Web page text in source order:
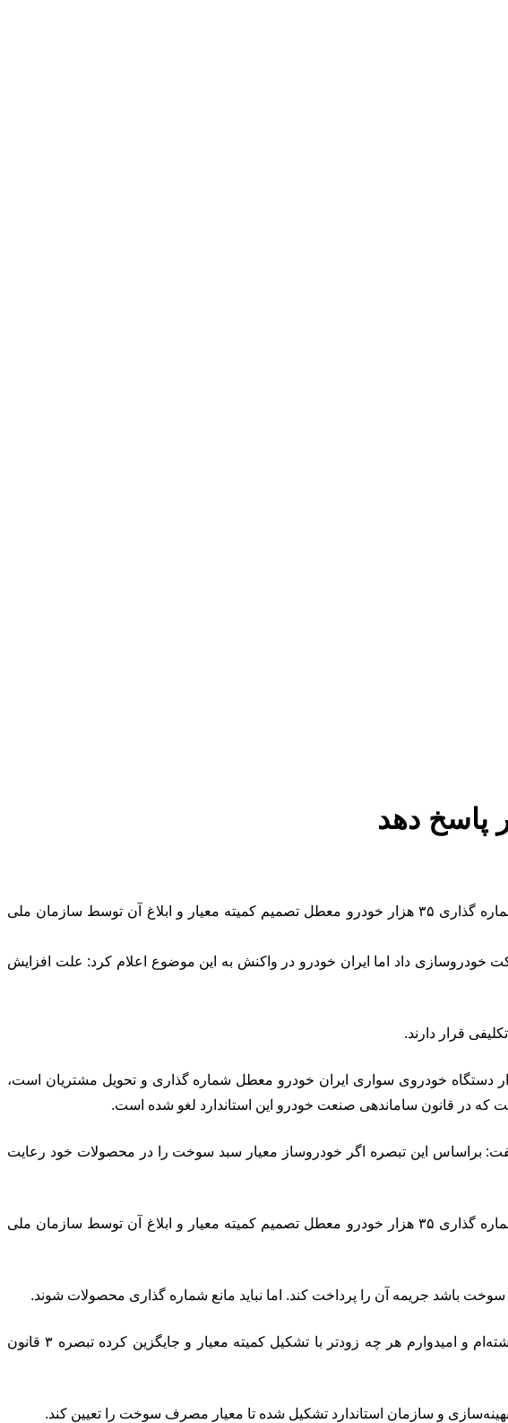
دبیر انجمن خودروسازان ایران با اعلام اینکه چرا کمیته معیار به استانداردی استناد می‌کند که لغو شده است، افزود: شماره گذاری ۳۵ هزار خودرو معطل تصمیم کمیته معیار و ابلاغ آن توسط سازمان ملی
این شرکت خودروسازی داد اما ایران خودرو در واکنش به این موضوع اعلام کرد: علت افزایش
اشاره به اینکه ۳۵ هزار دستگاه خودروی سواری ایران خودرو معطل شماره گذاری و تحویل مشتریان است،
قرار گیرد، گفت: براساس این تبصره اگر خودروساز معیار سبد سوخت را در محصولات خود رعایت
دبیر انجمن خودروسازان ایران با اعلام اینکه چرا کمیته معیار به استانداردی استناد می‌کند که لغو شده است، افزود: شماره گذاری ۳۵ هزار خودرو معطل تصمیم کمیته معیار و ابلاغ آن توسط سازمان ملی
سوخت باشد جریمه آن را پرداخت کند. اما نباید مانع شماره گذاری محصولات شوند.
نعمت بخش تصریح کرد: در این رابطه نامه‌ای به آقای آبنیکی رئیس بهینه سازی مصرف سوخت و دبیر کمیته معیار نوشته‌ام و امیدوارم هر چه زودتر با تشکیل کمیته معیار و جایگزین کرده تبصره ۳ قانون
و سازمان استاندارد تشکیل شده تا معیار مصرف سوخت را تعیین کند.